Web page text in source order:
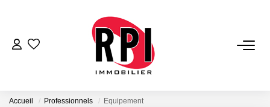
VENTES
LOCATIONS
Accueil Professionnels Equipement